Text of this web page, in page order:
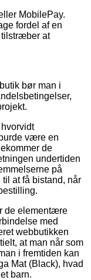
MobilePay.
fordel af en
tilstræber at
bør man i
være en
de
undertiden
på
at få bistand, når
de elementære
med
webbutikken
at man når som
i fremtiden kan
Mat (Black), hvad
barn.